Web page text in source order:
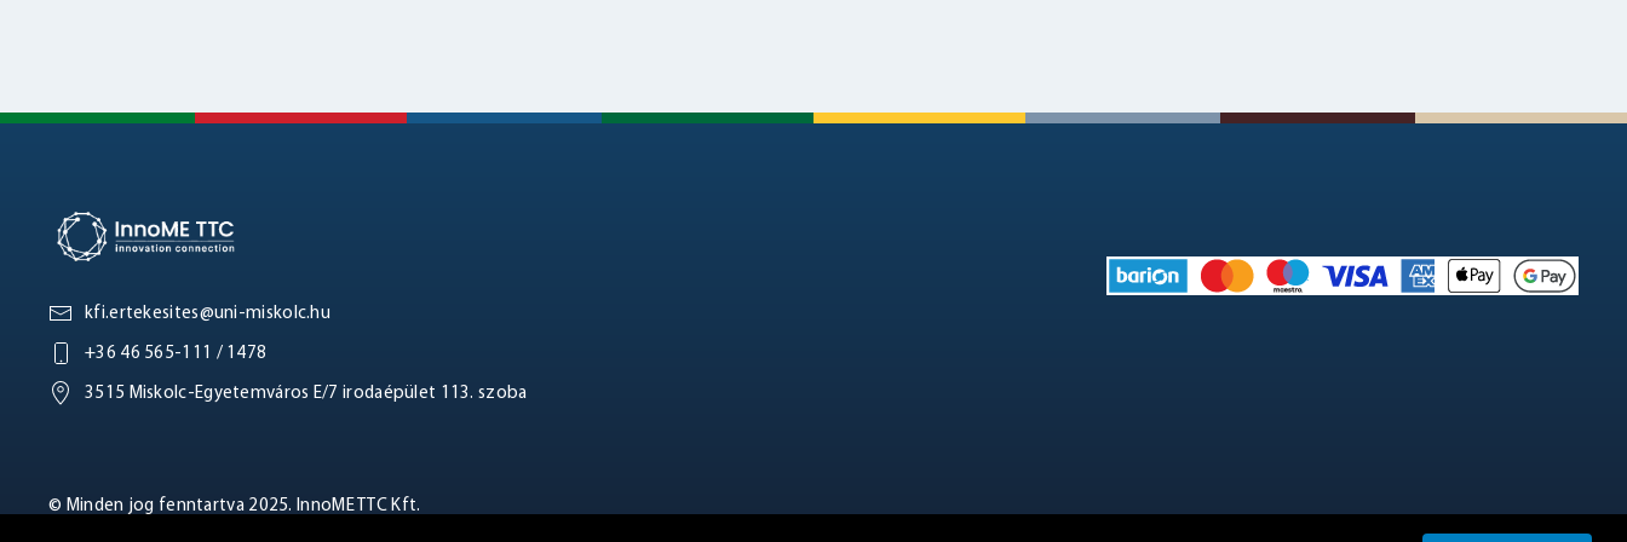
kfi.ertekesites@uni-miskolc.hu
+36 46 565-111 / 1478
3515 Miskolc-Egyetemváros E/7 irodaépület 113. szoba
© Minden jog fenntartva 2025. InnoME TTC Kft.